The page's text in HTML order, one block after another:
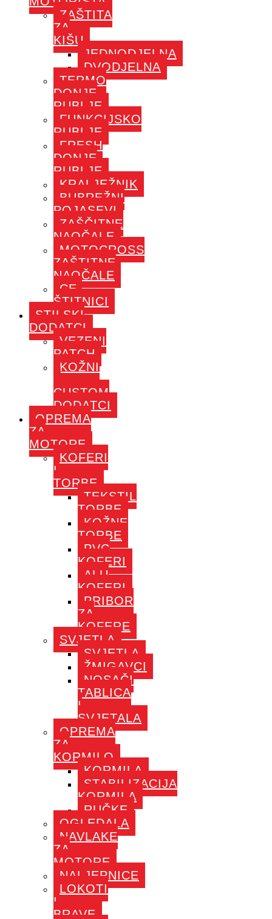
ZAŠTITA
ZA
KIŠU
JEDNODJELNA
DVODJELNA
TERMO
DONJE
RUBLJE
FUNKCIJSKO
RUBLJE
FRESH
DONJE
RUBLJE
KRALJEŽNIK
BUBREŽNI
POJASEVI
ZAŠČITNE
NAOČALE
MOTOCROSS
ZAŠTITNE
NAOČALE
CE-
ŠTITNICI
STILSKI
DODATCI
VEZENI
PATCH
KOŽNI
CUSTOM
DODATCI
OPREMA
ZA
MOTORE
KOFERI
I
TORBE
TEKSTIL
TORBE
KOŽNE
TORBE
PVC
KOFERI
ALU
KOFERI
PRIBOR
ZA
KOFERE
SVJETLA
SVJETLA
ŽMIGAVCI
NOSAČI
TABLICA
I
SVJETALA
OPREMA
ZA
KORMILO
KORMILA
STABILIZACIJA
KORMILA
RUČKE
OGLEDALA
NAVLAKE
ZA
MOTORE
NALJEPNICE
LOKOTI
I
BRAVE